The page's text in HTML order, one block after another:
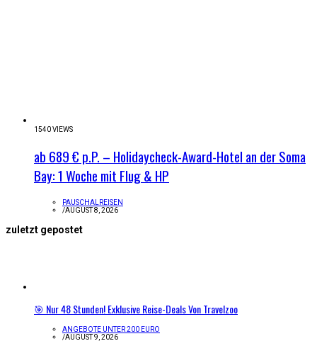
1540 VIEWS
ab 689 € p.P. – Holidaycheck-Award-Hotel an der Soma
Bay: 1 Woche mit Flug & HP
PAUSCHALREISEN
/AUGUST 8, 2026
zuletzt gepostet
🎯 Nur 48 Stunden! Exklusive Reise-Deals Von Travelzoo
ANGEBOTE UNTER 200 EURO
/AUGUST 9, 2026